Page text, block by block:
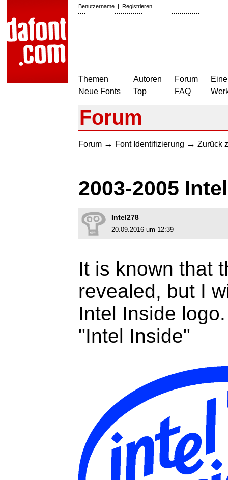
Benutzername | Registrieren
Themen
Neue Fonts
Autoren
Top
Forum
FAQ
Forum
Forum → Font Identifizierung → Zurück
2003-2005
Intel278
20.09.2016 um 12:39
It is known that
revealed, but I
Intel Inside logo.
"Intel Inside"